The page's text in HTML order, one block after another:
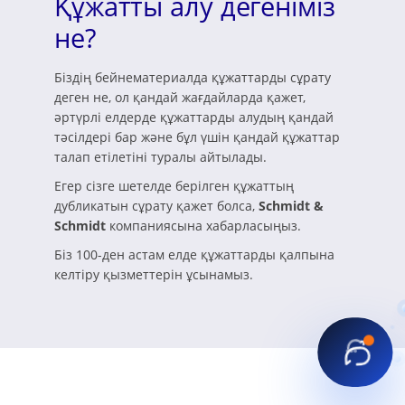
не?
Біздің бейнематериалда құжаттарды сұрату
деген не, ол қандай жағдайларда қажет,
әртүрлі елдерде құжаттарды алудың қандай
тәсілдері бар және бұл үшін қандай құжаттар
талап етілетіні туралы айтылады.
Егер сізге шетелде берілген құжаттың
дубликатын сұрату қажет болса, Schmidt &
Schmidt компаниясына хабарласыңыз.
Біз 100-ден астам елде құжаттарды қалпына
келтіру қызметтерін ұсынамыз.